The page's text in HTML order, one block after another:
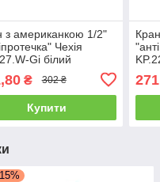
з американкою 1/2"
Чехія
Gi білий
₴ 302 ₴
Купити